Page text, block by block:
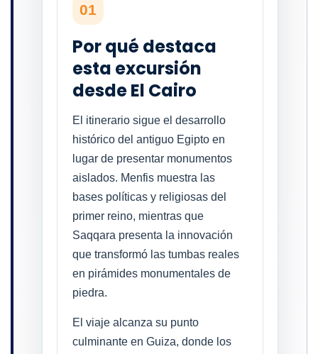
01
Por qué destaca
esta excursión
desde El Cairo
El itinerario sigue el desarrollo
histórico del antiguo Egipto en
lugar de presentar monumentos
aislados. Menfis muestra las
bases políticas y religiosas del
primer reino, mientras que
Saqqara presenta la innovación
que transformó las tumbas reales
en pirámides monumentales de
piedra.
El viaje alcanza su punto
culminante en Guiza, donde los